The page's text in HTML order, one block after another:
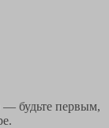
— будьте первым,